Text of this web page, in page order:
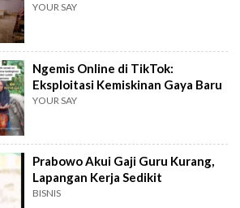
YOUR SAY
Ngemis Online di TikTok:
Eksploitasi Kemiskinan Gaya Baru
YOUR SAY
Prabowo Akui Gaji Guru Kurang,
Lapangan Kerja Sedikit
BISNIS